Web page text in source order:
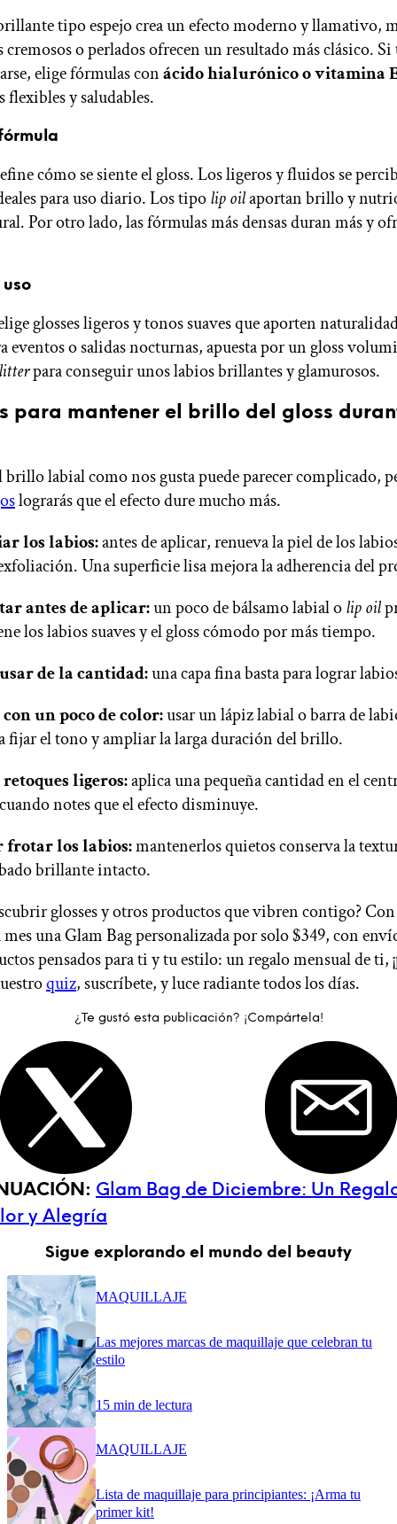
tipo espejo crea un efecto moderno y llamativo,
cremosos o perlados ofrecen un resultado más clásico.
elige fórmulas conácido hialurónico o vitamina
flexibles y saludables.
cómo se siente el gloss. Los ligeros y fluidos se
para uso diario. Los tipolip oilaportan brillo y
Por otro lado, las fórmulas más densas duran más y
glosses ligeros y tonos suaves que aporten
eventos o salidas nocturnas, apuesta por un gloss
para conseguir unos labios brillantes y glamurosos.
para mantener el brillo del gloss
labial como nos gusta puede parecer complicado,
lograrás que el efecto dure mucho más.
los labios:antes de aplicar, renueva la piel de los
Una superficie lisa mejora la adherencia del
antes de aplicar:un poco de bálsamo labial olip oil
los labios suaves y el gloss cómodo por más tiempo.
de la cantidad:una capa fina basta para lograr
un poco de color:usar un lápiz labial o barra de
fijar el tono y ampliar la larga duración del brillo.
ligeros:aplica una pequeña cantidad en el
notes que el efecto disminuye.
frotar los labios:mantenerlos quietos conserva la
brillante intacto.
glosses y otros productos que vibren contigo?
mes una Glam Bag personalizada por solo $349, con
pensados para ti y tu estilo: un regalo mensual de ti,
quiz, suscríbete, y luce radiante todos los días.
¿Te gustó esta publicación? ¡Compártela!
Glam Bag de Diciembre: Un
y Alegría
Sigue explorando el mundo del beauty
MAQUILLAJE
Las mejores marcas de maquillaje que celebran tu
estilo
15 min de lectura
MAQUILLAJE
Lista de maquillaje para principiantes: ¡Arma tu
primer kit!